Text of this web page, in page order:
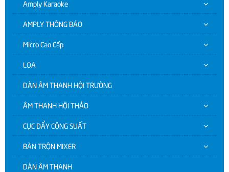
Amply Karaoke
AMPLY THÔNG BÁO
Micro Cao Cấp
LOA
DÀN ÂM THANH HỘI TRƯỜNG
ÂM THANH HỘI THẢO
CỤC ĐẨY CÔNG SUẤT
BÀN TRỘN MIXER
DÀN ÂM THANH